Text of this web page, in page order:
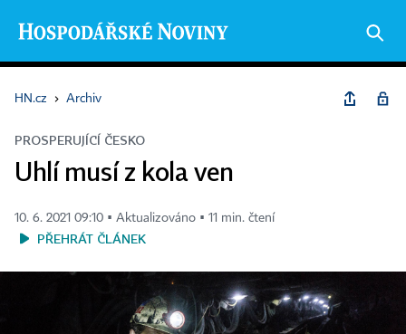
HN.cz › Archiv
PROSPERUJÍCÍ ČESKO
Uhlí musí z kola ven
10. 6. 2021 09:10 ▪ Aktualizováno ▪ 11 min. čtení
PŘEHRÁT ČLÁNEK